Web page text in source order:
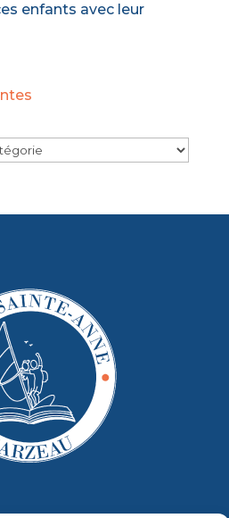
enfants avec leur